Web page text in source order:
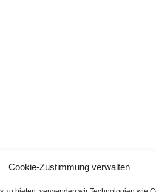
Cookie-Zustimmung verwalten